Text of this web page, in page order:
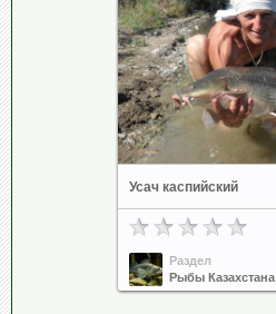
Усач каспийский
Раздел
Рыбы Казахстана